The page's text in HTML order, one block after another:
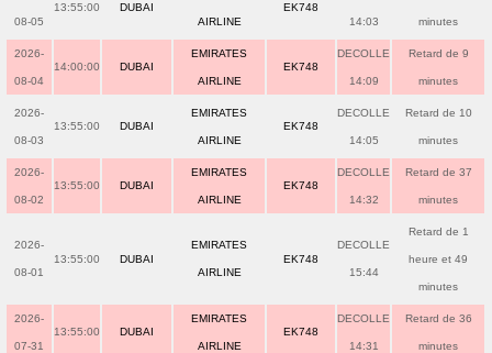
08-05
13:55:00 DUBAI
AIRLINE
EK748
14:03 minutes
2026-
08-04
14:00:00 DUBAI
EMIRATES
AIRLINE
EK748
DECOLLE
14:09
Retard de 9
minutes
2026-
08-03
13:55:00 DUBAI
EMIRATES
AIRLINE
EK748
DECOLLE
14:05
Retard de 10
minutes
2026-
08-02
13:55:00 DUBAI
EMIRATES
AIRLINE
EK748
DECOLLE
14:32
Retard de 37
minutes
2026-
08-01
13:55:00 DUBAI
EMIRATES
AIRLINE
EK748
DECOLLE
15:44
Retard de 1
heure et 49
minutes
2026-
07-31
13:55:00 DUBAI
EMIRATES
AIRLINE
EK748
DECOLLE
14:31
Retard de 36
minutes